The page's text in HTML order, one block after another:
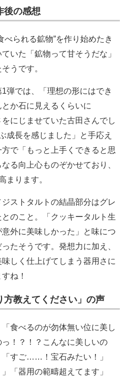
後の感想
られる鉱物”を作り始めたき
いた「鉱物って甘そうだな」
うです。
弾では、「理想の形にはでき
か石に見えるくらいに
にじませていた古田さんでし
成長を感じました」と手応え
で「もっと上手くできると思
る向上心ものぞかせており、
まります。
ストタルトの結晶部分はグレ
のこと。「クッキータルト生
外に美味しかった」と味につ
たそうです。発想力に加え、
しく仕上げてしまう器用さに
ね！
教えてください」の声
食べるのが勿体無い位に美し
！？！？こんなに美しいの
「すご……！宝石みたい！」
「器用の範疇超えてます」